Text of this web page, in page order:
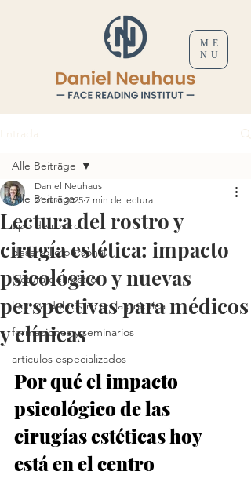
ME
NU
Entrada
Alle Beiträge
tipo de rostro
desarrollo personal
lectura del rostro
lectura del rostro en la práctica
formaciones y seminarios
artículos especializados
Alle Beiträge
Lectura del rostro y
cirugía estética: impacto
psicológico y nuevas
perspectivas para médicos
y clínicas
Daniel Neuhaus
21 nov 2025 7 min de lectura
Por qué el impacto
psicológico de las
cirugías estéticas hoy
está en el centro